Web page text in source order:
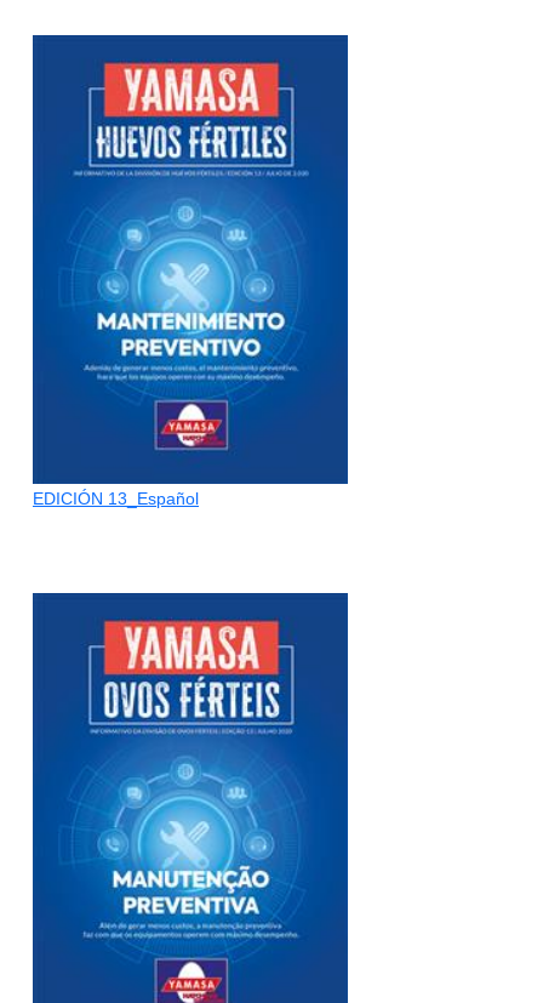
EDICIÓN 13_Español